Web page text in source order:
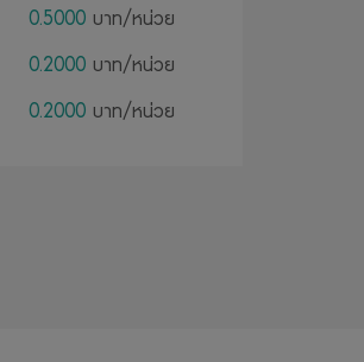
0.5000 บาท/หน่วย
0.2000 บาท/หน่วย
0.2000 บาท/หน่วย